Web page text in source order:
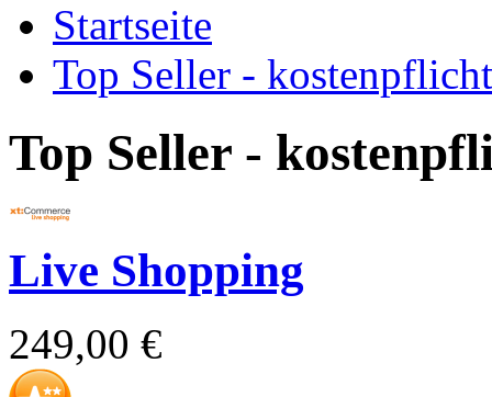
Startseite
Top Seller -
Top Seller -
Live Shopping
249,00 €